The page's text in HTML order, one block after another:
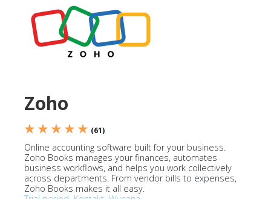
Zoho
★ ★ ★ ★ ★ (61)
Online accounting software built for your business.
Zoho Books manages your finances, automates
business workflows, and helps you work collectively
across departments. From vendor bills to expenses,
Zoho Books makes it all easy.